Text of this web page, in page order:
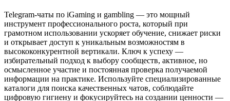
Telegram-чаты по iGaming и gambling — это мощный
инструмент профессионального роста, который при
грамотном использовании ускоряет обучение, снижает риски
и открывает доступ к уникальным возможностям в
высококонкурентной вертикали. Ключ к успеху —
избирательный подход к выбору сообществ, активное, но
осмысленное участие и постоянная проверка получаемой
информации на практике. Используйте специализированные
каталоги для поиска качественных чатов, соблюдайте
цифровую гигиену и фокусируйтесь на создании ценности —